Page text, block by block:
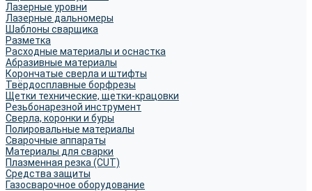
Лазерные уровни
Лазерные дальномеры
Шаблоны сварщика
Разметка
Расходные материалы и оснастка
Абразивные материалы
Корончатые сверла и штифты
Твёрдосплавные борфрезы
Щетки технические, щетки-крацовки
Резьбонарезной инструмент
Сверла, коронки и буры
Полировальные материалы
Сварочные аппараты
Материалы для сварки
Плазменная резка (CUT)
Средства защиты
Газосварочное оборудование